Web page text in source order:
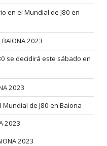
en el Mundial de J80 en
BAIONA 2023
se decidirá este sábado en
2023
de J80 en Baiona
2023
2023